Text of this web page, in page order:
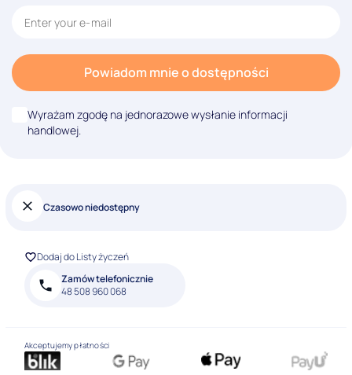
Powiadom mnie o dostępności
Wyrażam zgodę na jednorazowe wysłanie informacji
handlowej.
Czasowo niedostępny
Dodaj do Listy życzeń
Zamów telefonicznie
48 508 960 068
Akceptujemy płatności